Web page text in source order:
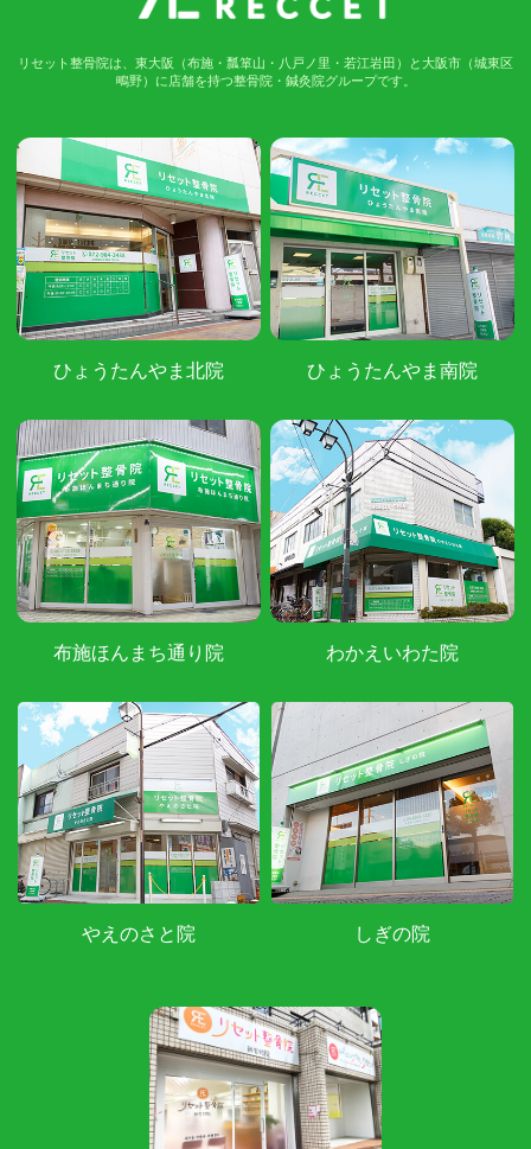
リセット整骨院は、東大阪（布施・瓢箪山・八戸ノ里・若江岩田）と大阪市（城東区
鴫野）に店舗を持つ整骨院・鍼灸院グループです。
ひょうたんやま北院 ひょうたんやま南院
布施ほんまち通り院 わかえいわた院
やえのさと院 しぎの院